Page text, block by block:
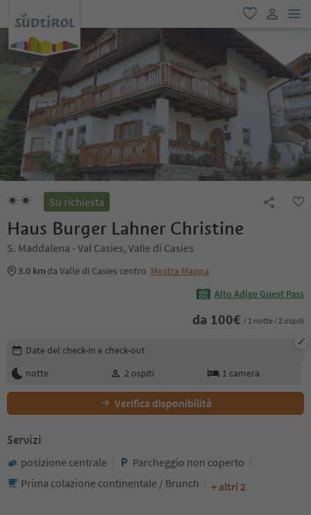
favoriti
Su richiesta
Haus Burger Lahner Christine
S. Maddalena - Val Casies, Valle di Casies
3.0 km da Valle di Casies centro Mostra Mappa
Alto Adige Guest Pass
da 100€ / 1 notte / 2 ospiti
Modifica i dettagli della prenotazione
Date del check-in e check-out
notte
2 ospiti 1 camera
Verifica disponibilità
Servizi
posizione centrale
Parcheggio non coperto
Prima colazione continentale / Brunch
+ altri 2